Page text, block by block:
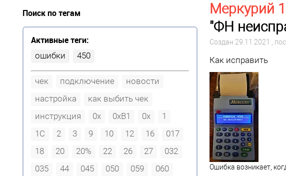
Поиск по тегам
Активные теги:
ошибки 450
чек подключение
новости
настройка
как выбить чек
инструкция
0x 0xB1 0х
1
1С
2 3 9 10 12 16
017
18
20 20% 22 26 27
032
035
44 045 050 059
060
Меркурий
"ФН
Создан 29.11.2021 ,
Как исправить
Ошибка возникает,